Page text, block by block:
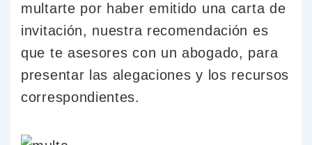
multarte por haber emitido una carta de
invitación, nuestra recomendación es
que te asesores con un abogado, para
presentar las alegaciones y los recursos
correspondientes.